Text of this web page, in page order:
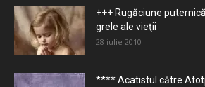
+++ Rugăciune
grele ale vieţii
28 iulie 2010
**** Acatistul către